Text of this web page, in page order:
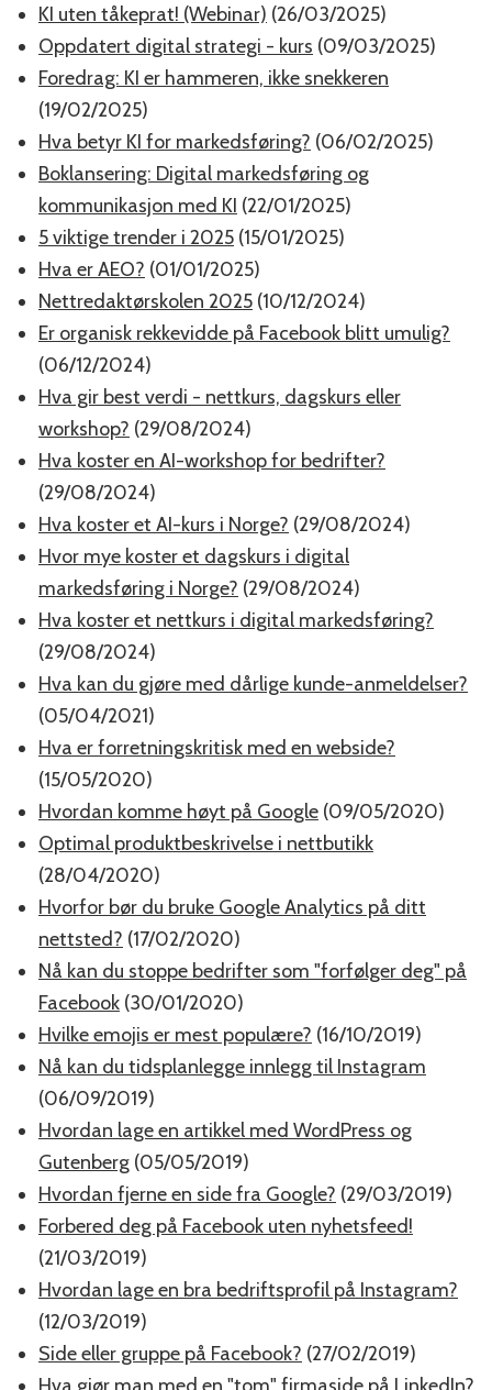
KI uten tåkeprat! (Webinar) (26/03/2025)
Oppdatert digital strategi - kurs (09/03/2025)
Foredrag: KI er hammeren, ikke snekkeren
(19/02/2025)
Hva betyr KI for markedsføring? (06/02/2025)
Boklansering: Digital markedsføring og
kommunikasjon med KI (22/01/2025)
5 viktige trender i 2025 (15/01/2025)
Hva er AEO? (01/01/2025)
Nettredaktørskolen 2025 (10/12/2024)
Er organisk rekkevidde på Facebook blitt umulig?
(06/12/2024)
Hva gir best verdi - nettkurs, dagskurs eller
workshop? (29/08/2024)
Hva koster en AI-workshop for bedrifter?
(29/08/2024)
Hva koster et AI-kurs i Norge? (29/08/2024)
Hvor mye koster et dagskurs i digital
markedsføring i Norge? (29/08/2024)
Hva koster et nettkurs i digital markedsføring?
(29/08/2024)
Hva kan du gjøre med dårlige kunde-anmeldelser?
(05/04/2021)
Hva er forretningskritisk med en webside?
(15/05/2020)
Hvordan komme høyt på Google (09/05/2020)
Optimal produktbeskrivelse i nettbutikk
(28/04/2020)
Hvorfor bør du bruke Google Analytics på ditt
nettsted? (17/02/2020)
Nå kan du stoppe bedrifter som "forfølger deg" på
Facebook (30/01/2020)
Hvilke emojis er mest populære? (16/10/2019)
Nå kan du tidsplanlegge innlegg til Instagram
(06/09/2019)
Hvordan lage en artikkel med WordPress og
Gutenberg (05/05/2019)
Hvordan fjerne en side fra Google? (29/03/2019)
Forbered deg på Facebook uten nyhetsfeed!
(21/03/2019)
Hvordan lage en bra bedriftsprofil på Instagram?
(12/03/2019)
Side eller gruppe på Facebook? (27/02/2019)